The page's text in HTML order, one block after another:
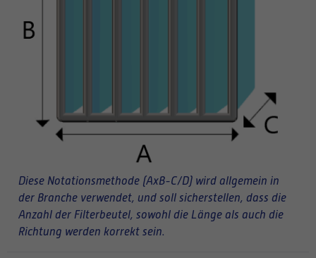
Diese Notationsmethode (AxB-C/D) wird allgemein in
der Branche verwendet, und soll sicherstellen, dass die
Anzahl der Filterbeutel, sowohl die Länge als auch die
Richtung werden korrekt sein.